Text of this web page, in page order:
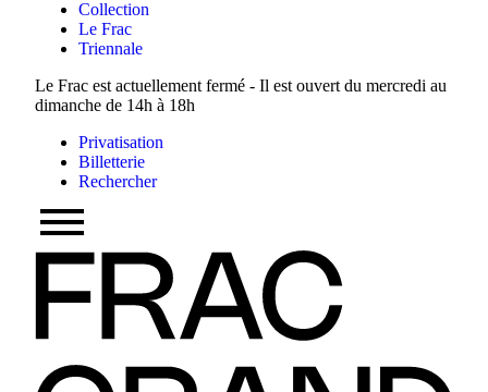
Collection
Le Frac
Triennale
Le Frac est actuellement fermé - Il est ouvert du mercredi au
dimanche de 14h à 18h
Privatisation
Billetterie
Rechercher